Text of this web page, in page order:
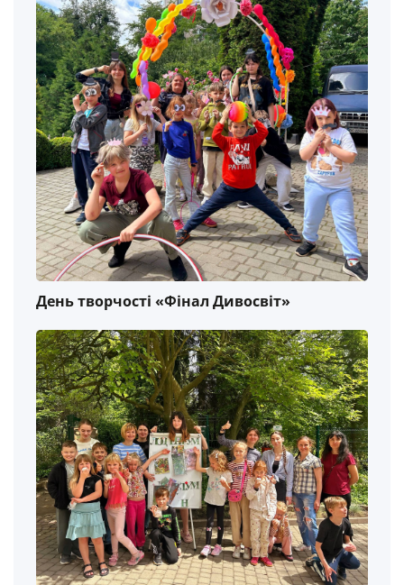
День творчості «Фінал Дивосвіт»